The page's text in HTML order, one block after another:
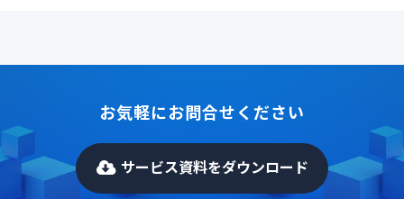
お気軽にお問合せください
サービス資料をダウンロード